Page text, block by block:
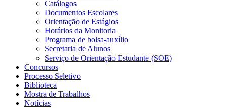
Catálogos
Documentos Escolares
Orientação de Estágios
Horários da Monitoria
Programa de bolsa-auxílio
Secretaria de Alunos
Serviço de Orientação Estudante (SOE)
Concursos
Processo Seletivo
Biblioteca
Mostra de Trabalhos
Notícias